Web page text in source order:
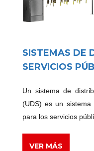
SISTEMAS DE
SERVICIOS
Un sistema de
(UDS) es un sistema
para los servicios
VER MÁS